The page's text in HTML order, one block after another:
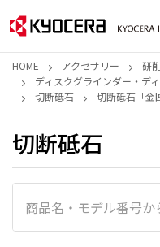
HOME アクセサリー
研
ディスクグラインダー・デ
切断砥石
切断砥石「金
切断砥石